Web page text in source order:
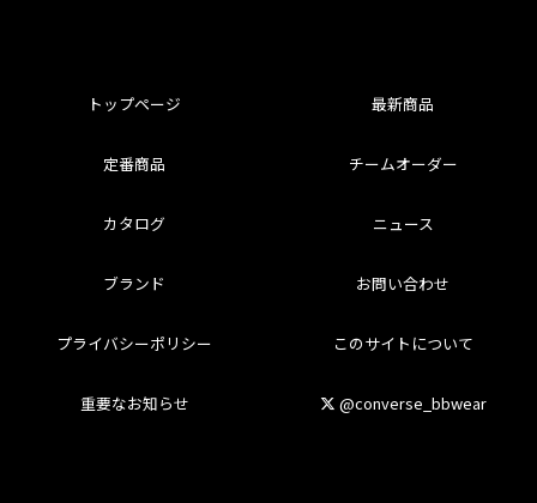
トップページ 最新商品
定番商品 チームオーダー
カタログ ニュース
ブランド お問い合わせ
プライバシーポリシー このサイトについて
重要なお知らせ @converse_bbwear